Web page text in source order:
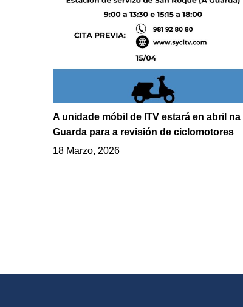
A unidade móbil de ITV estará en abril na
Guarda para a revisión de ciclomotores
18 Marzo, 2026